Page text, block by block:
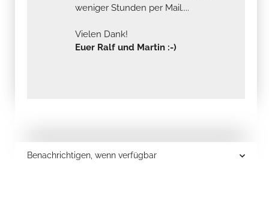
weniger Stunden per Mail....
Vielen Dank!
Euer Ralf und Martin :-)
Benachrichtigen, wenn verfügbar